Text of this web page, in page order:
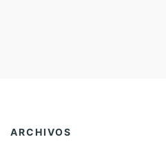
ARCHIVOS